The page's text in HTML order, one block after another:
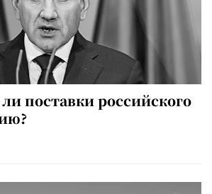
поставки российского